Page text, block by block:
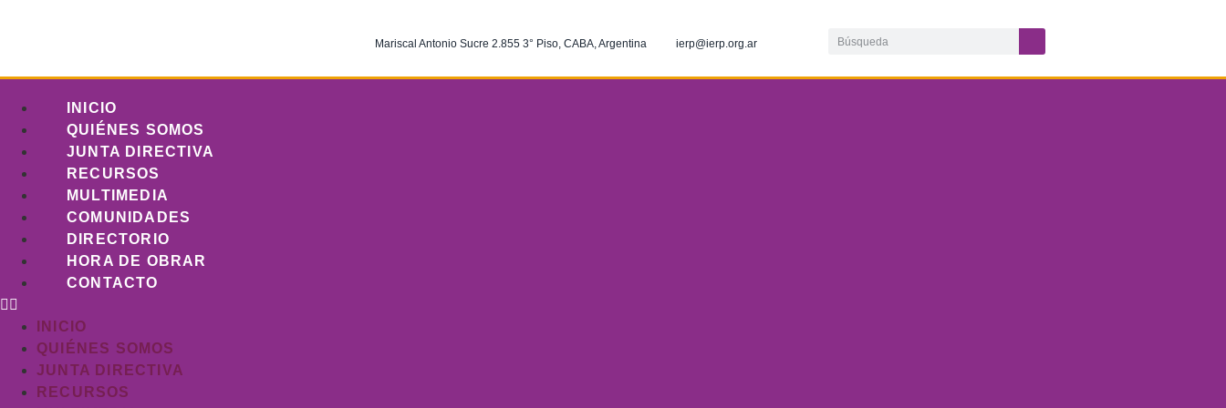
Mariscal Antonio Sucre 2.855 3° Piso, CABA, Argentina ierp@ierp.org.ar
INICIO
QUIÉNES SOMOS
JUNTA DIRECTIVA
RECURSOS
MULTIMEDIA
COMUNIDADES
DIRECTORIO
HORA DE OBRAR
CONTACTO
INICIO
QUIÉNES SOMOS
JUNTA DIRECTIVA
RECURSOS